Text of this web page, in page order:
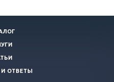
ОТВЕТЫ